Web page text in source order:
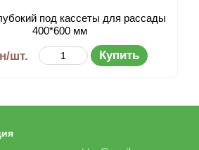
под кассеты для рассады
400*600 мм
шт. Купить